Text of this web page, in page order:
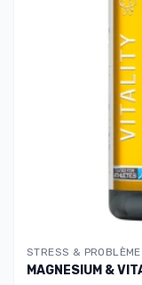
STRESS & PROBLÈME
MAGNESIUM &